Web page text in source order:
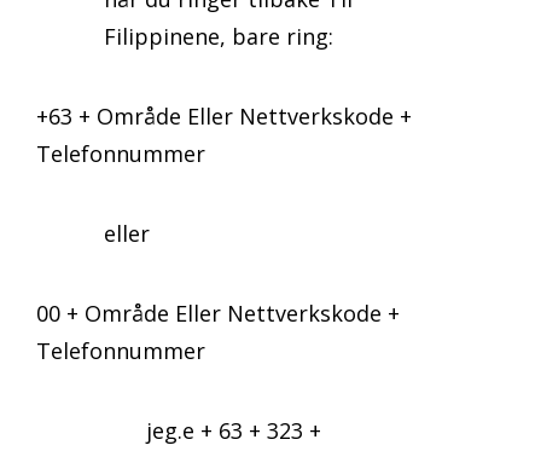
Filippinene, bare ring:
+63 + Område Eller Nettverkskode +
Telefonnummer
eller
00 + Område Eller Nettverkskode +
Telefonnummer
jeg.e + 63 + 323 +